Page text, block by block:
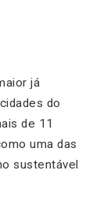
já
do
de 11
uma das
sustentável